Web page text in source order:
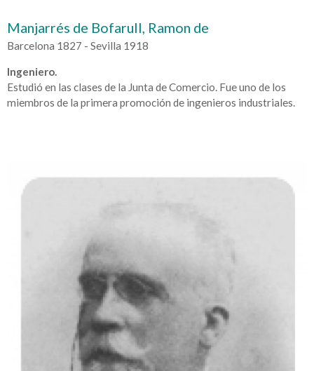
Manjarrés de Bofarull, Ramon de
Barcelona 1827 - Sevilla 1918
Ingeniero.
Estudió en las clases de la Junta de Comercio. Fue uno de los
miembros de la primera promoción de ingenieros industriales.